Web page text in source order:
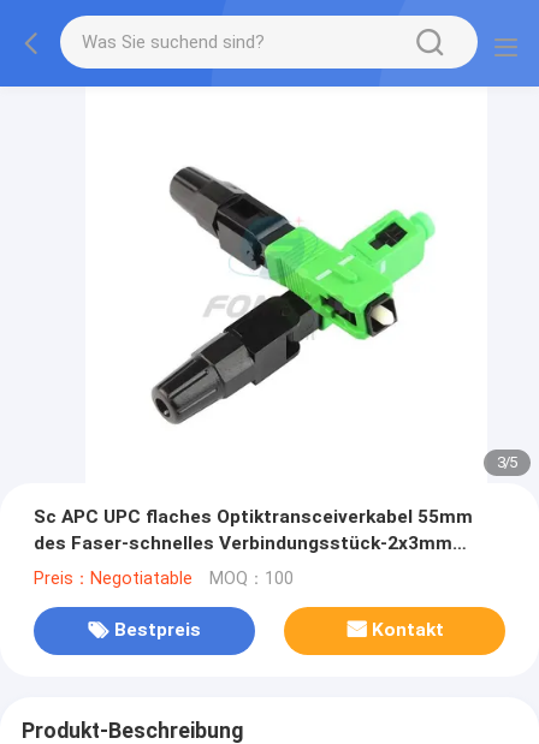
3/5
Sc APC UPC flaches Optiktransceiverkabel 55mm
des Faser-schnelles Verbindungsstück-2x3mm
60mm
Preis：Negotiatable MOQ：100
Bestpreis Kontakt
Produkt-Beschreibung